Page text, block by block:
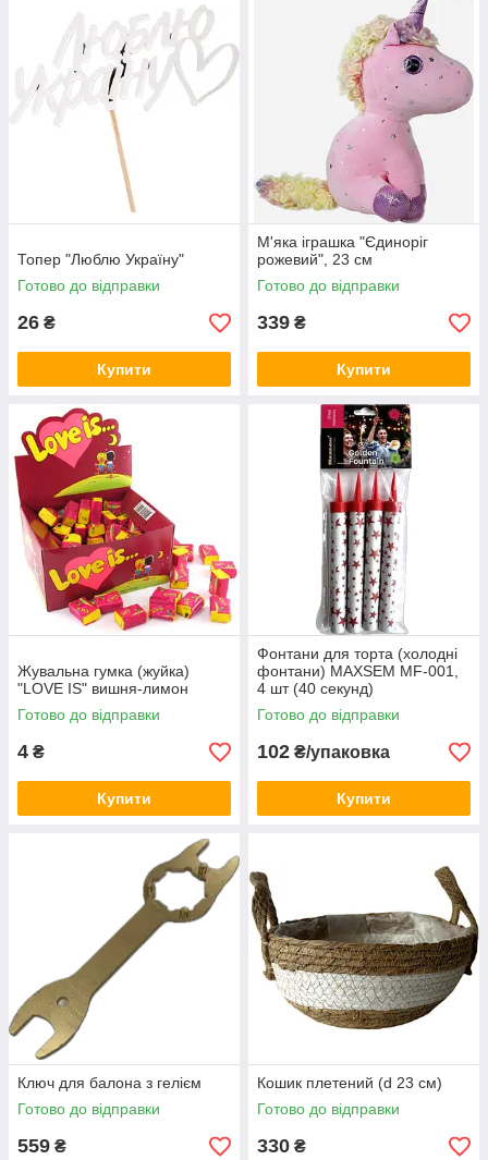
Топер "Люблю Україну"
Готово до відправки
26 ₴
Купити
М'яка іграшка "Єдиноріг
рожевий", 23 см
Готово до відправки
339 ₴
Купити
Жувальна гумка (жуйка)
"LOVE IS" вишня-лимон
Готово до відправки
4 ₴
Купити
Фонтани для торта (холодні
фонтани) MAXSEM MF-001,
4 шт (40 секунд)
Готово до відправки
102 ₴/упаковка
Купити
Ключ для балона з гелієм
Готово до відправки
559 ₴
Кошик плетений (d 23 см)
Готово до відправки
330 ₴